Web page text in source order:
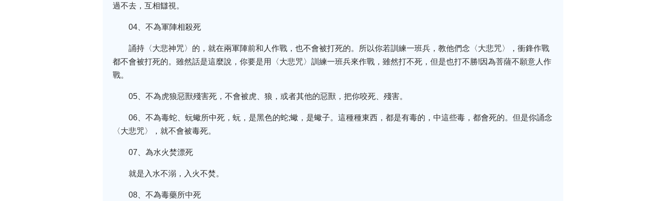
過不去，互相讎視。
04、不為軍陣相殺死
誦持〈大悲神咒〉的，就在兩軍陣前和人作戰，也不會被打死的。所以你若訓練一班兵，教他們念〈大悲咒〉，衝鋒作戰
都不會被打死的。雖然話是這麼說，你要是用〈大悲咒〉訓練一班兵來作戰，雖然打不死，但是也打不勝!因為菩薩不願意人作
戰。
05、不為虎狼惡獸殘害死，不會被虎、狼，或者其他的惡獸，把你咬死、殘害。
06、不為毒蛇、蚖蠍所中死，蚖，是黑色的蛇;蠍，是蠍子。這種種東西，都是有毒的，中這些毒，都會死的。但是你誦念
〈大悲咒〉，就不會被毒死。
07、為水火焚漂死
就是入水不溺，入火不焚。
08、不為毒藥所中死